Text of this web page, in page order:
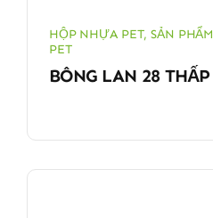
HỘP NHỰA PET,SẢN PHẨM
PET
BÔNG LAN 28 THẤP